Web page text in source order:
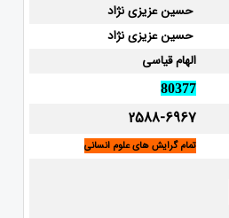
حسین عزیزی نژاد
حسین عزیزی نژاد
الهام قیاسی
80377
2588-6967
تمام گرایش های علوم انسانی